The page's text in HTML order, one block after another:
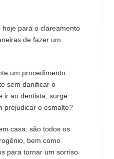
para o clareamento
de fazer um
um procedimento
sem danificar o
ir ao dentista, surge
prejudicar o esmalte?
casa: são todos os
bem como
para tornar um sorriso